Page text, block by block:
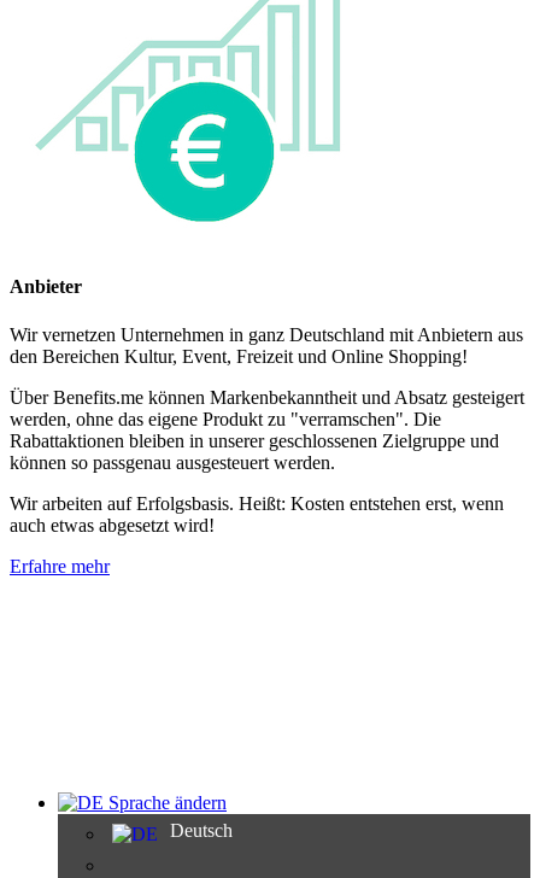
Anbieter
Wir vernetzen Unternehmen in ganz Deutschland mit Anbietern aus
den Bereichen Kultur, Event, Freizeit und Online Shopping!
Über Benefits.me können Markenbekanntheit und Absatz gesteigert
werden, ohne das eigene Produkt zu "verramschen". Die
Rabattaktionen bleiben in unserer geschlossenen Zielgruppe und
können so passgenau ausgesteuert werden.
Wir arbeiten auf Erfolgsbasis. Heißt: Kosten entstehen erst, wenn
auch etwas abgesetzt wird!
Erfahre mehr
Sprache ändern
Deutsch